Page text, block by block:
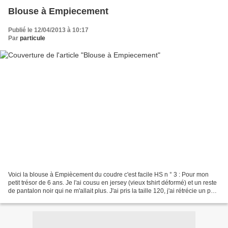
Blouse à Empiecement
Publié le 12/04/2013 à 10:17
Par particule
Voici la blouse à Empiècement du coudre c'est facile HS n ° 3 : Pour mon
petit trésor de 6 ans. Je l'ai cousu en jersey (vieux tshirt déformé) et un reste
de pantalon noir qui ne m'allait plus. J'ai pris la taille 120, j'ai rétrécie un peu